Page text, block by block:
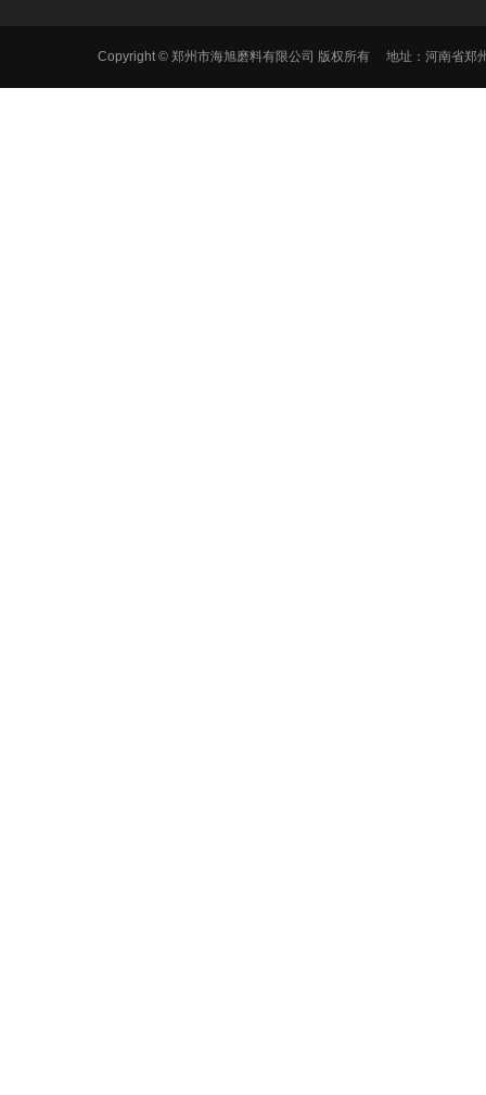
Copyright © 郑州市海旭磨料有限公司 版权所有 地址：河南省